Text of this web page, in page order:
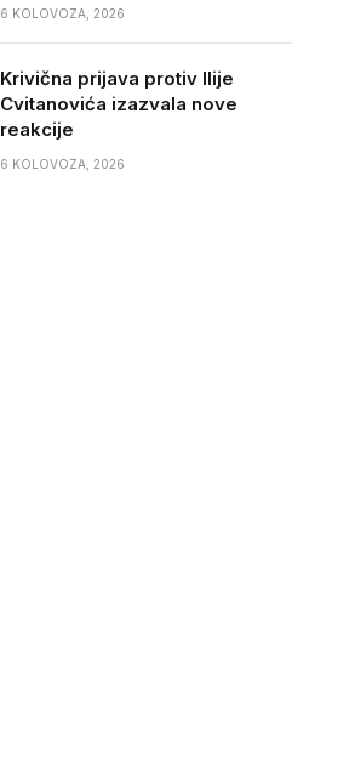
6 KOLOVOZA, 2026
Krivična prijava protiv Ilije
Cvitanovića izazvala nove
reakcije
6 KOLOVOZA, 2026